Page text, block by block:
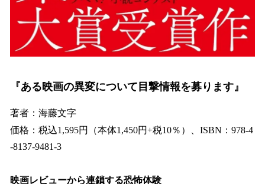
『ある映画の異変について目撃情報を募ります』
著者：海藤文字
価格：税込1,595円（本体1,450円+税10％）、ISBN：978-4
-8137-9481-3
映画レビューから連鎖する恐怖体験